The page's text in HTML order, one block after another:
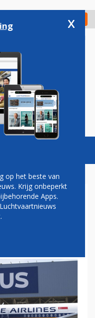
Check in
Vacatures
x
op het beste van
Krijg onbeperkt
Apps.